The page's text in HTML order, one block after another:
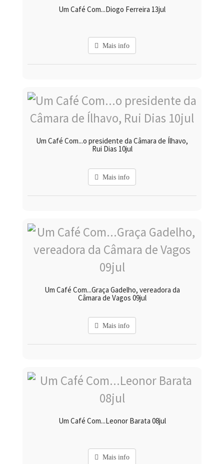
Um Café Com...Diogo Ferreira 13jul
Mais info
Um Café Com...o presidente da Câmara de Ílhavo,
Rui Dias 10jul
Mais info
Um Café Com...Graça Gadelho, vereadora da
Câmara de Vagos 09jul
Mais info
Um Café Com...Leonor Barata 08jul
Mais info